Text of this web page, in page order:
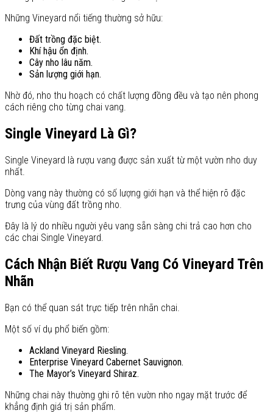
Những Vineyard nổi tiếng thường sở hữu:
Đất trồng đặc biệt.
Khí hậu ổn định.
Cây nho lâu năm.
Sản lượng giới hạn.
Nhờ đó, nho thu hoạch có chất lượng đồng đều và tạo nên phong
cách riêng cho từng chai vang.
Single Vineyard Là Gì?
Single Vineyard là rượu vang được sản xuất từ một vườn nho duy
nhất.
Dòng vang này thường có số lượng giới hạn và thể hiện rõ đặc
trưng của vùng đất trồng nho.
Đây là lý do nhiều người yêu vang sẵn sàng chi trả cao hơn cho
các chai Single Vineyard.
Cách Nhận Biết Rượu Vang Có Vineyard Trên
Nhãn
Bạn có thể quan sát trực tiếp trên nhãn chai.
Một số ví dụ phổ biến gồm:
Ackland Vineyard Riesling.
Enterprise Vineyard Cabernet Sauvignon.
The Mayor’s Vineyard Shiraz.
Những chai này thường ghi rõ tên vườn nho ngay mặt trước để
khẳng định giá trị sản phẩm.